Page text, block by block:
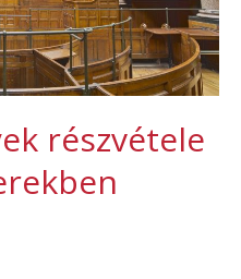
részvétele